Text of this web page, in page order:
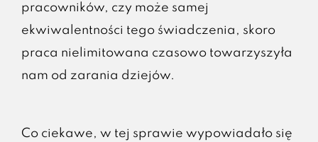
pracowników, czy może samej
ekwiwalentności tego świadczenia, skoro
praca nielimitowana czasowo towarzyszyła
nam od zarania dziejów.
Co ciekawe, w tej sprawie wypowiadało się